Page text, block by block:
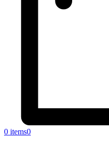
0 items0